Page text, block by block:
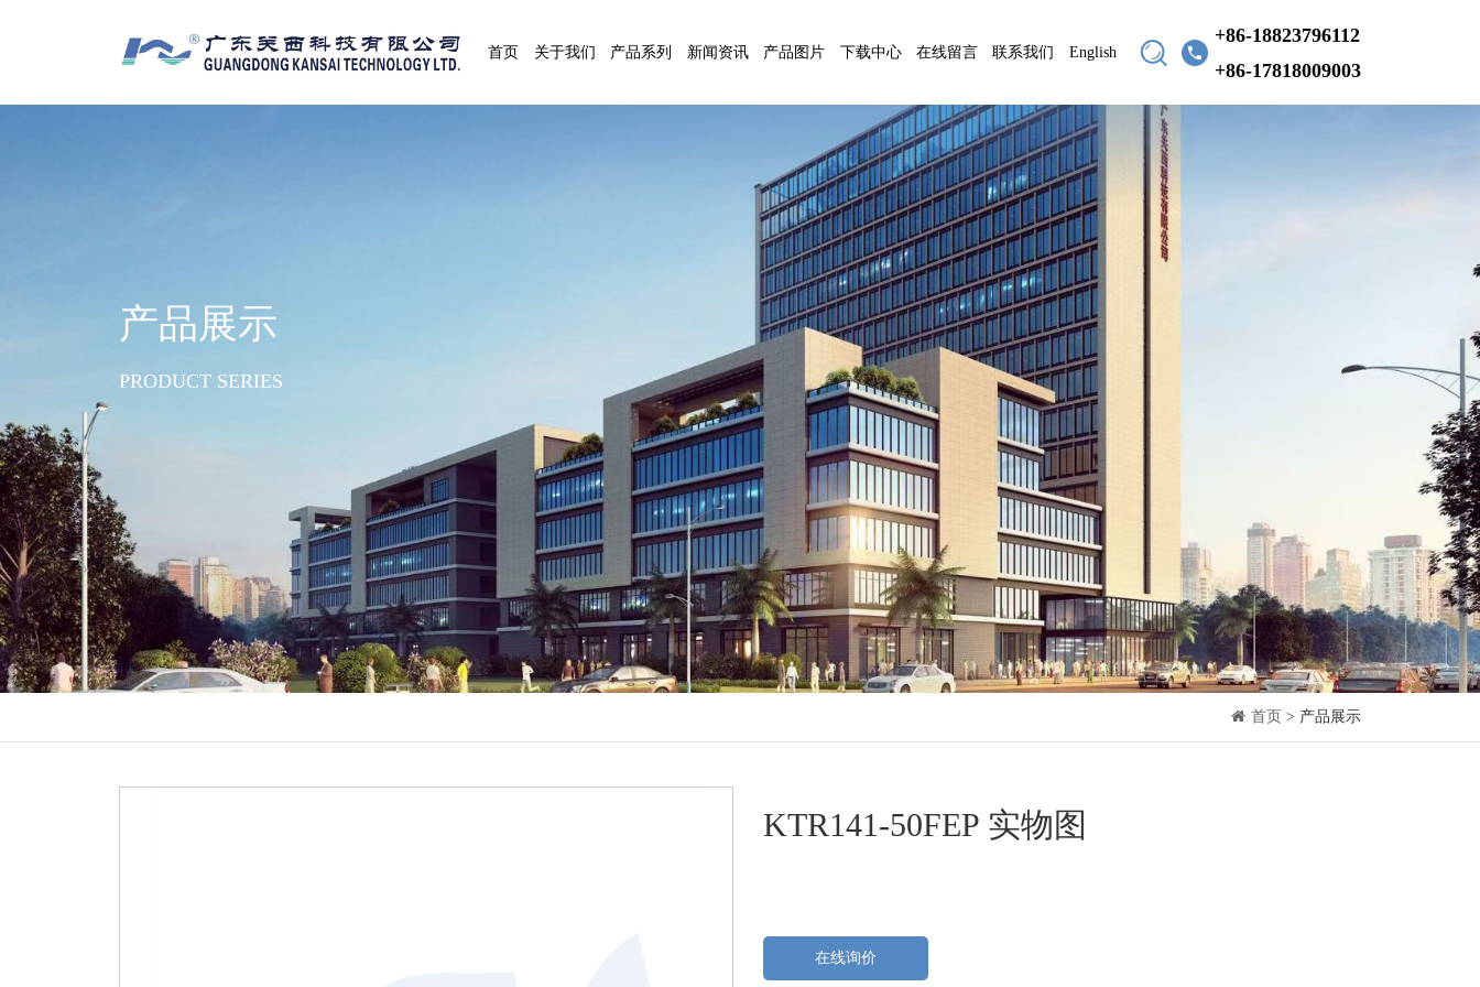
首页 关于我们 产品系列 新闻资讯 产品图片 下载中心 在线留言 联系我们 English
+86-18823796112
+86-17818009003
产品展示
PRODUCT SERIES
首页 > 产品展示
KTR141-50FEP 实物图
在线询价